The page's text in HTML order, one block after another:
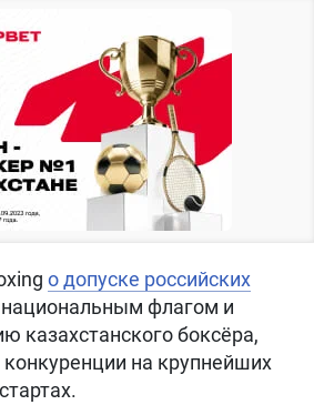
о допуске российских
флагом и
казахстанского боксёра,
на крупнейших